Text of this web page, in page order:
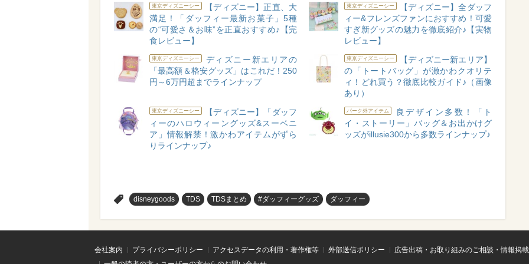
東京ディズニーシー
【ディズニー】正直、大
満足！「ダッフィー最新お菓子」5種
の“可愛さ＆お味”を正直おすすめ♪【完
食レビュー】
東京ディズニーシー
【ディズニー】全ダッフ
ィー&フレンズファンにおすすめ！可愛
すぎ新グッズの魅力を徹底紹介♪【実物
レビュー】
東京ディズニーシー
ディズニー新エリアの
「最高額＆格安グッズ」はこれだ！250
円～6万円超までラインナップ
東京ディズニーシー
【ディズニー新エリア】
の「トートバッグ」が激かわクオリテ
ィ！どれ買う？徹底比較ガイド♪（画像
あり）
東京ディズニーシー
【ディズニー】「ダッフ
ィーのハロウィーングッズ&スーベニ
ア」情報解禁！激かわアイテムがずら
りラインナップ♪
パーク外アイテム
良デザイン多数！「ト
イ・ストーリー」バッグ＆お出かけグ
ッズがillusie300から多数ラインナップ♪
disneygoods TDS TDSまとめ #ダッフィーグッズ ダッフィー
会社案内 プライバシーポリシー アクセスデータの利用・著作権等 外部送信ポリシー
広告出稿・お取り組みのご相談・情報掲